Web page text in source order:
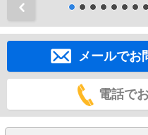
メールでお
電話で